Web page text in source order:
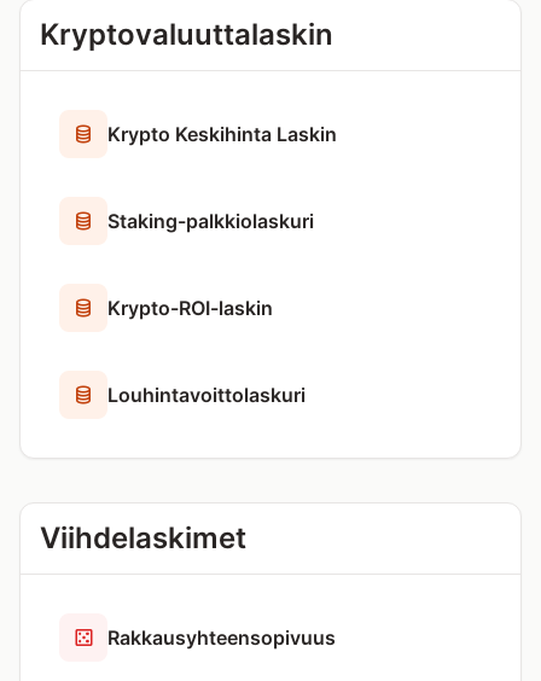
Kryptovaluuttalaskin
Krypto Keskihinta Laskin
Staking-palkkiolaskuri
Krypto-ROI-laskin
Louhintavoittolaskuri
Viihdelaskimet
Rakkausyhteensopivuus